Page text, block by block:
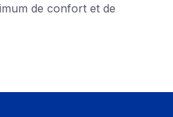
de confort et de